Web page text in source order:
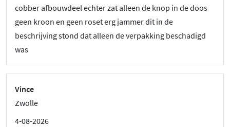
cobber afbouwdeel echter zat alleen de knop in de doos
geen kroon en geen roset erg jammer dit in de
beschrijving stond dat alleen de verpakking beschadigd
was
Vince
Zwolle
4-08-2026